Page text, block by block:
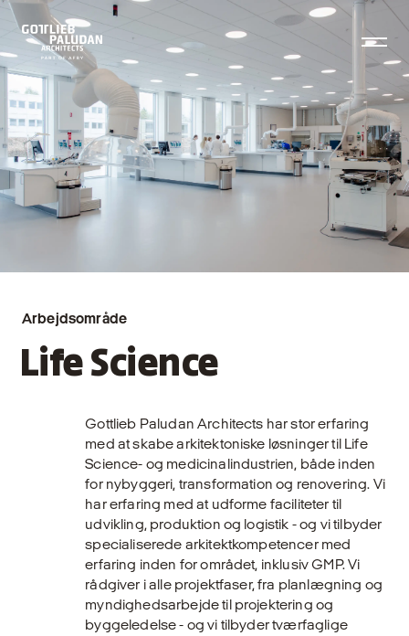
Arbejdsområde
Life Science
Gottlieb Paludan Architects har stor erfaring
med at skabe arkitektoniske løsninger til Life
Science- og medicinalindustrien, både inden
for nybyggeri, transformation og renovering. Vi
har erfaring med at udforme faciliteter til
udvikling, produktion og logistik - og vi tilbyder
specialiserede arkitektkompetencer med
erfaring inden for området, inklusiv GMP. Vi
rådgiver i alle projektfaser, fra planlægning og
myndighedsarbejde til projektering og
byggeledelse - og vi tilbyder tværfaglige